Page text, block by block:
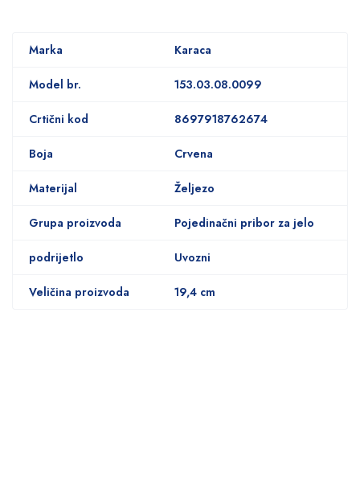
Marka Karaca
Model br. 153.03.08.0099
Crtični kod 8697918762674
Boja Crvena
Materijal Željezo
Grupa proizvoda Pojedinačni pribor za jelo
podrijetlo Uvozni
Veličina proizvoda 19,4 cm